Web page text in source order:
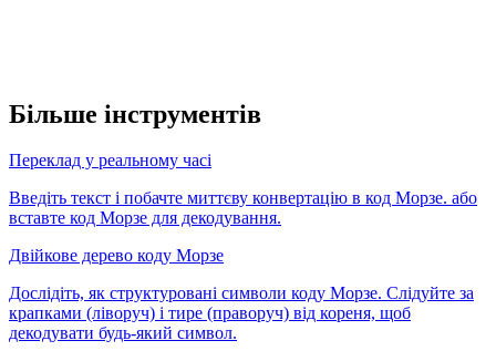
Більше інструментів
Переклад у реальному часі
Введіть текст і побачте миттєву конвертацію в код Морзе. або
вставте код Морзе для декодування.
Двійкове дерево коду Морзе
Дослідіть, як структуровані символи коду Морзе. Слідуйте за
крапками (ліворуч) і тире (праворуч) від кореня, щоб
декодувати будь-який символ.